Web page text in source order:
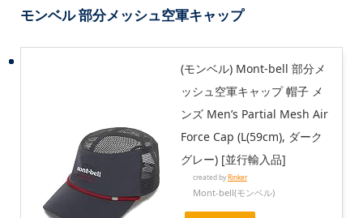
モンベル 部分メッシュ空軍キャップ
(モンベル) Mont-bell 部分メ
ッシュ空軍キャップ 帽子 メ
ンズ Men’s Partial Mesh Air
Force Cap (L(59cm), ダーク
グレー) [並行輸入品]
created byRinker
Mont-bell(モンベル)